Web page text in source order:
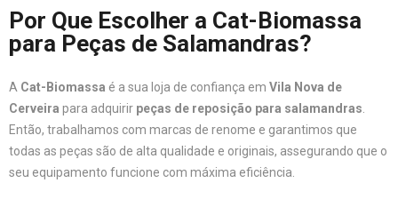
Por Que Escolher a Cat-Biomassa
para Peças de Salamandras?
A Cat-Biomassa é a sua loja de confiança em Vila Nova de
Cerveira para adquirir peças de reposição para salamandras
Então, trabalhamos com marcas de renome e garantimos que
todas as peças são de alta qualidade e originais, assegurando que o
seu equipamento funcione com máxima eficiência.